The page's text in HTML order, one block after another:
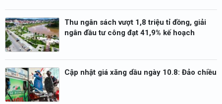
Thu ngân sách vượt 1,8 triệu tỉ đồng, giải
ngân đầu tư công đạt 41,9% kế hoạch
Cập nhật giá xăng dầu ngày 10.8: Đảo chiều